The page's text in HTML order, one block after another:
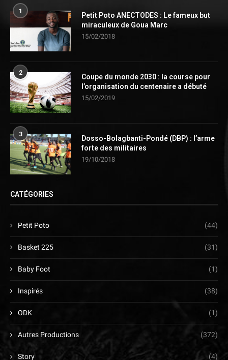
1
Petit Poto ANECTODES : Le fameux but
miraculeux de Goua Marc
15/02/2018
2
Coupe du monde 2030 : la course pour
l’organisation du centenaire a débuté
15/02/2019
3
Dosso-Bolagbanti-Pondé (DBP) : l’arme
forte des militaires
19/10/2018
CATÉGORIES
Petit Poto (44)
Basket 225 (31)
Baby Foot (1)
Inspirés (38)
ODK (1)
Autres Productions (372)
Story (4)